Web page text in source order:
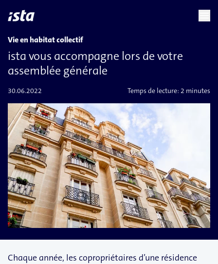
languagechevron_right
Vie en habitat collectif
ista vous accompagne lors de votre
assemblée générale
30.06.2022 Temps de lecture: 2 minutes
Chaque année, les copropriétaires d’une résidence